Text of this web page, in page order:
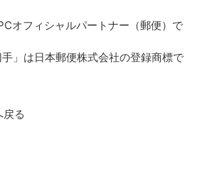
オフィシャルパートナー（郵便）で
手」は日本郵便株式会社の登録商標で
戻る